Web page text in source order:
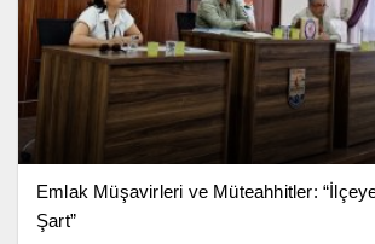
Emlak Müşavirleri ve Müteahhitler:
Şart”